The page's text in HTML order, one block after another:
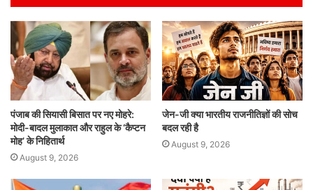
A
p
p
b
o
o
k
dI
n
पंजाब की सियासी बिसात पर नए मोहरे:
मोदी-बादल मुलाकात और राहुल के ‘कैप्टन
मोह’ के निहितार्थ
August 9, 2026
जेन-जी क्या भारतीय राजनीतिज्ञों की सोच
बदल रही है
August 9, 2026